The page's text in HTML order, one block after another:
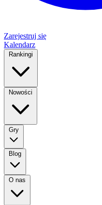
Zarejestruj się
Kalendarz
Rankingi
Nowości
Gry
Blog
O nas